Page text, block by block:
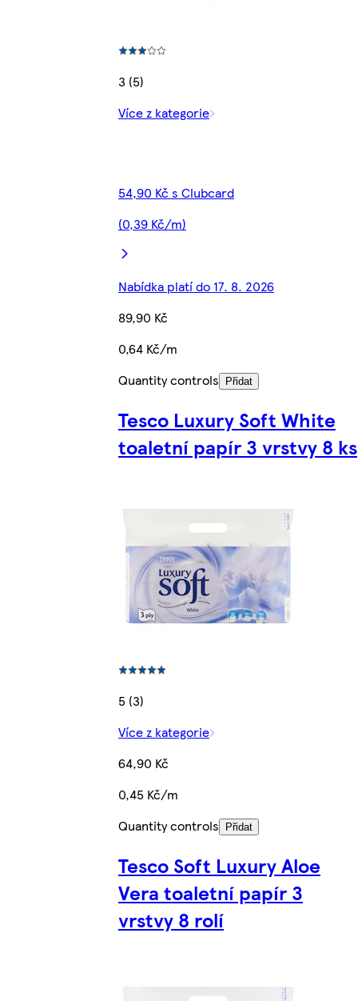
3 (5)
Více z kategorie
54,90 Kč s Clubcard
(0,39 Kč/m)
Nabídka platí do 17. 8. 2026
89,90 Kč
0,64 Kč/m
Quantity controls
Přidat
Tesco Luxury Soft White
toaletní papír 3 vrstvy 8 ks
5 (3)
Více z kategorie
64,90 Kč
0,45 Kč/m
Quantity controls
Přidat
Tesco Soft Luxury Aloe
Vera toaletní papír 3
vrstvy 8 rolí